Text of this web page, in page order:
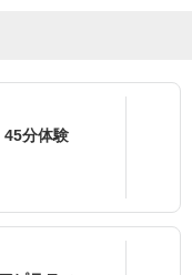
45分体験